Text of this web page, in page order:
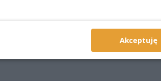
Akceptuję